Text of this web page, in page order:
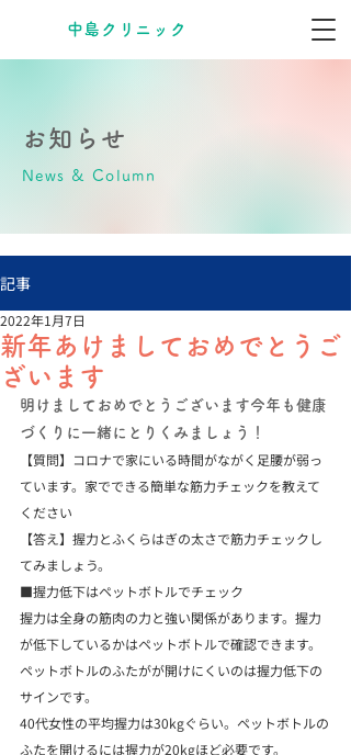
​中島クリニック
お知らせ
News & Column
記事
新年あけましておめでとうご
ざいます
2022年1月7日
明けましておめでとうございます今年も健康
づくりに一緒にとりくみましょう！
【質問】コロナで家にいる時間がながく足腰が弱っ
ています。家でできる簡単な筋力チェックを教えて
ください
【答え】握力とふくらはぎの太さで筋力チェックし
てみましょう。
■握力低下はペットボトルでチェック
握力は全身の筋肉の力と強い関係があります。握力
が低下しているかはペットボトルで確認できます。
ペットボトルのふたがが開けにくいのは握力低下の
サインです。
40代女性の平均握力は30kgぐらい。ペットボトルの
ふたを開けるには握力が20kgほど必要です。